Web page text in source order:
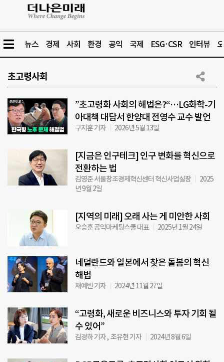
뉴스 경제 사회 환경 공익 국제 ESG·CSR 인터뷰
초고령사회
”초고령화 사회의 해법은?“…LG화학-기
아대책 대담서 한양대 전영수 교수 발언
구지훈 기자 2026년 5월 13일
[지금은 인구테크] 인구 변화를 혁신으로
전환하는 법
김영준 서울창조경제혁신센터 혁신사업실장
2025
년 9월 2일
[지역의 미래] 오래 사는 게 미안한 사회
오승훈 공익마케팅스쿨 대표 2025년 1월 24일
네덜란드와 일본에서 찾은 돌봄의 혁신
해법
채예빈 기자 2024년 11월 27일
“고령화, 새로운 비즈니스와 투자 기회 될
수 있어”
김경하 기자 , 조유현 기자 2024년 8월 6일